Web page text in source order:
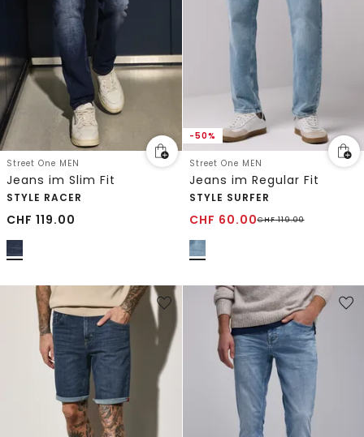
Street One MEN
Jeans im Slim Fit
STYLE RACER
CHF 119.00
-50%
Street One MEN
Jeans im Regular Fit
STYLE SURFER
CHF 60.00CHF119.00